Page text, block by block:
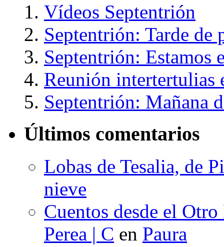
Vídeos Septentrión
Septentrión: Tarde de
Septentrión: Estamos
Reunión intertertulias
Septentrión: Mañana
Últimos comentarios
Lobas de Tesalia, de
nieve
Cuentos desde el
Perea | C en Paura